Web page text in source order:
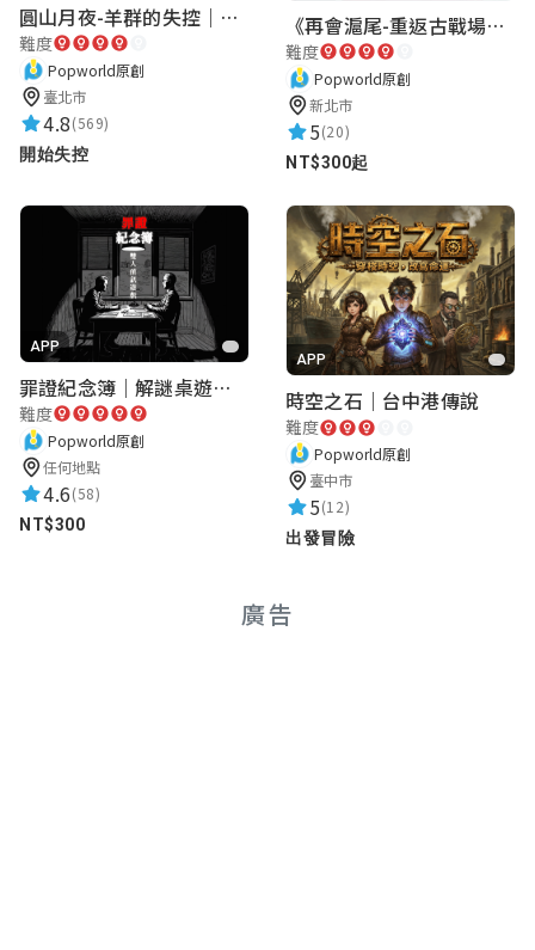
圓山月夜-羊群的失控｜圓山飯店 ARG實境解謎遊戲
難度
Popworld原創
臺北市
4.8(569)
開始失控
《再會滬尾-重返古戰場》｜淡水老街實境遊戲｜實體遊戲盒
難度
Popworld原創
新北市
5(20)
NT$300起
APP
罪證紀念簿｜解謎桌遊｜警匪偵訊｜室內遊戲
難度
Popworld原創
任何地點
4.6(58)
NT$300
APP
時空之石｜台中港傳說
難度
Popworld原創
臺中市
5(12)
出發冒險
廣告